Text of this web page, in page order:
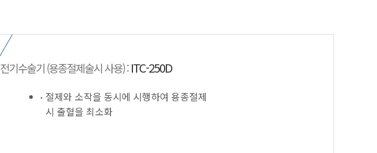
전기수술기 (용종절제술시 사용) :ITC-250D
절제와 소작을 동시에 시행하여 용종절제
시 출혈을 최소화